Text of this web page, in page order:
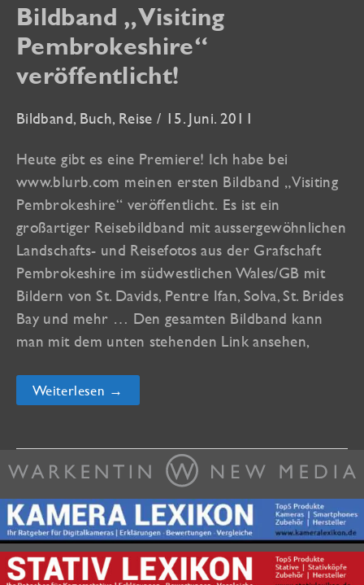
und
Wasser“
veröffentlicht!
Bildband „Visiting
Pembrokeshire“
veröffentlicht!
Bildband, Buch, Reise / 15. Juni. 2011
Heute gibt es eine Premiere! Ich habe bei
www.blurb.com meinen ersten Bildband „Visiting
Pembrokeshire“ veröffentlicht. Es ist ein
großartiger Reisebildband mit aussergewöhnlichen
Landschafts- und Reisefotos aus der Grafschaft
Pembrokeshire im südwestlichen Wales/GB mit
Bildern von St. Davids, Pentre Ifan, Solva, St. Brides
Bay und mehr … Den gesamten Bildband kann
man mit dem unten stehenden Link ansehen,
Bildband
„Visiting
Weiterlesen →